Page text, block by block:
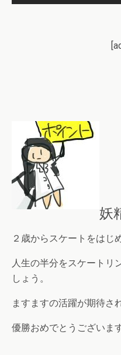
妖
２歳からスケートをはじ
人生の半分をスケートリ
しょう。
ますますの活躍が期待さ
優勝おめでとうございま